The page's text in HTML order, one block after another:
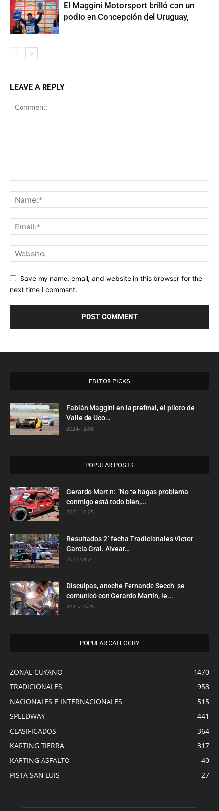
El Maggini Motorsport brilló con un
podio en Concepción del Uruguay,
LEAVE A REPLY
Save my name, email, and website in this browser for the
next time I comment.
EDITOR PICKS
Fabián Maggini en la prefinal, el piloto de
Valle de Uco...
2024-12-08
POPULAR POSTS
Gerardo Martín: ”No te hagas problema
conmigo está todo bien,...
2021-10-25
Resultados 2° fecha Tradicionales Víctor
García Gral. Alvear…
2022-04-24
Disculpas, anoche Fernando Secchi se
comunicó con Gerardo Martín, le...
2021-10-25
POPULAR CATEGORY
ZONAL CUYANO
1470
TRADICIONALES
958
NACIONALES E INTERNACIONALES
515
SPEEDWAY
441
CLASIFICADOS
364
KARTING TIERRA
317
KARTING ASFALTO
40
PISTA SAN LUIS
27